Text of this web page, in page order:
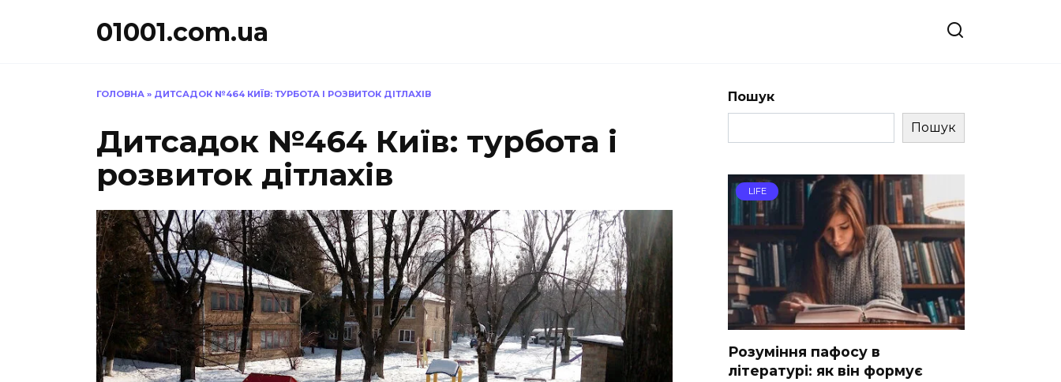
01001.com.ua
ГОЛОВНА » ДИТСАДОК №464 КИЇВ: ТУРБОТА І РОЗВИТОК ДІТЛАХІВ
Дитсадок №464 Київ: турбота і
розвиток дітлахів
Пошук
Пошук
LIFE
Розуміння пафосу в
літературі: як він формує